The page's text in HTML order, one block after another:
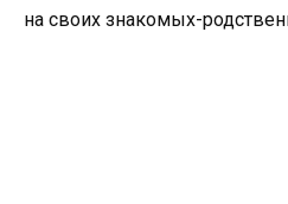
на своих знакомых-